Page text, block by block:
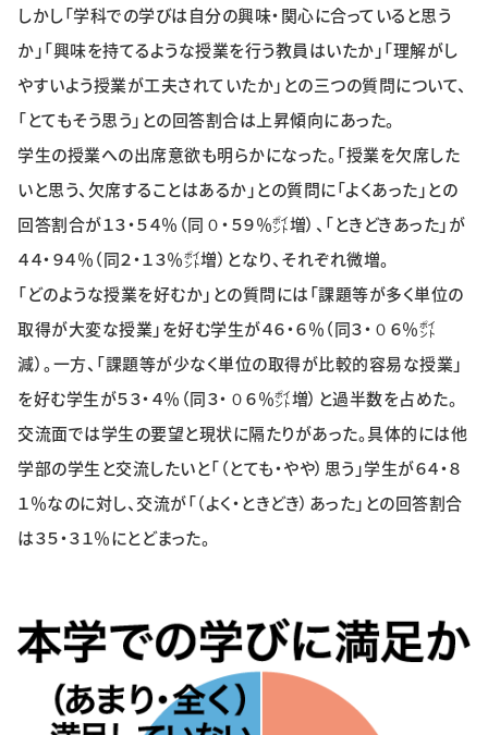
購読 日大文芸賞
学生記者募集 お問い合わせ
しかし「学科での学びは自分の興味・関心に合っていると思う
か」「興味を持てるような授業を行う教員はいたか」「理解がし
やすいよう授業が工夫されていたか」との三つの質問について、
「とてもそう思う」との回答割合は上昇傾向にあった。
学生の授業への出席意欲も明らかになった。「授業を欠席した
いと思う、欠席することはあるか」との質問に「よくあった」との
回答割合が１３・５４％（同０・５９％㌽増）、「ときどきあった」が
４４・９４％（同２・１３％㌽増）となり、それぞれ微増。
「どのような授業を好むか」との質問には「課題等が多く単位の
取得が大変な授業」を好む学生が４６・６％（同３・０６％㌽
減）。一方、「課題等が少なく単位の取得が比較的容易な授業」
を好む学生が５３・４％（同３・０６％㌽増）と過半数を占めた。
交流面では学生の要望と現状に隔たりがあった。具体的には他
学部の学生と交流したいと「（とても・やや）思う」学生が６４・８
１％なのに対し、交流が「（よく・ときどき）あった」との回答割合
は３５・３１％にとどまった。